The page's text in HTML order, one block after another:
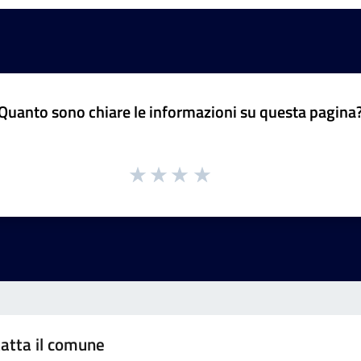
sono chiare le informazioni su questa
il comune